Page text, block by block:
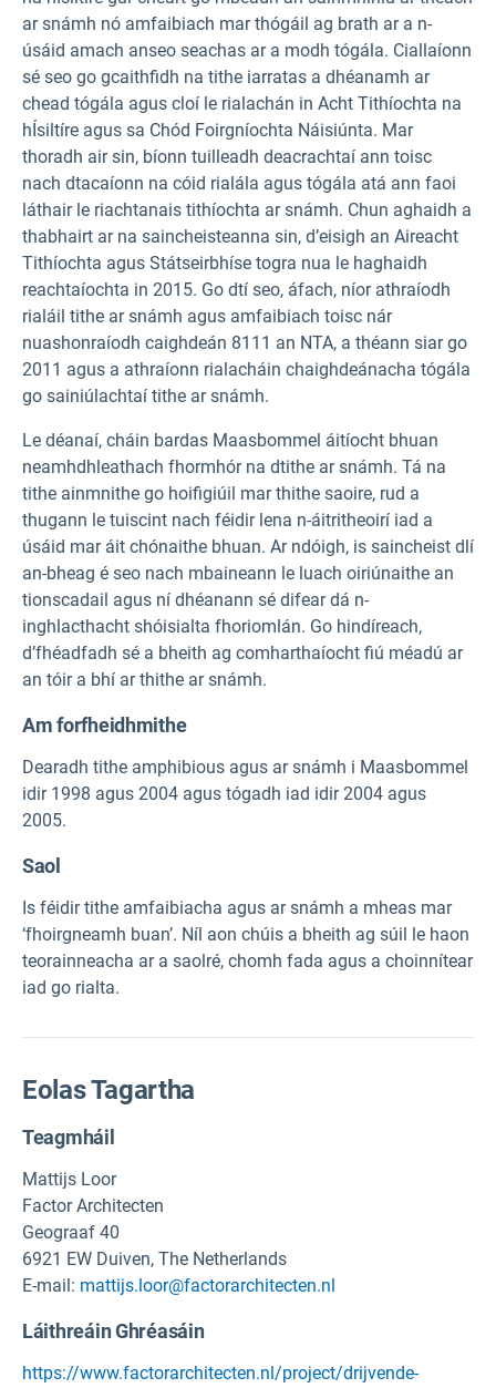
ar snámh nó amfaibiach mar thógáil ag brath ar a n-
úsáid amach anseo seachas ar a modh tógála. Ciallaíonn
sé seo go gcaithfidh na tithe iarratas a dhéanamh ar
chead tógála agus cloí le rialachán in Acht Tithíochta na
hÍsiltíre agus sa Chód Foirgníochta Náisiúnta. Mar
thoradh air sin, bíonn tuilleadh deacrachtaí ann toisc
nach dtacaíonn na cóid rialála agus tógála atá ann faoi
láthair le riachtanais tithíochta ar snámh. Chun aghaidh a
thabhairt ar na saincheisteanna sin, d’eisigh an Aireacht
Tithíochta agus Státseirbhíse togra nua le haghaidh
reachtaíochta in 2015. Go dtí seo, áfach, níor athraíodh
rialáil tithe ar snámh agus amfaibiach toisc nár
nuashonraíodh caighdeán 8111 an NTA, a théann siar go
2011 agus a athraíonn rialacháin chaighdeánacha tógála
go sainiúlachtaí tithe ar snámh.
Le déanaí, cháin bardas Maasbommel áitíocht bhuan
neamhdhleathach fhormhór na dtithe ar snámh. Tá na
tithe ainmnithe go hoifigiúil mar thithe saoire, rud a
thugann le tuiscint nach féidir lena n-áitritheoirí iad a
úsáid mar áit chónaithe bhuan. Ar ndóigh, is saincheist dlí
an-bheag é seo nach mbaineann le luach oiriúnaithe an
tionscadail agus ní dhéanann sé difear dá n-
inghlacthacht shóisialta fhoriomlán. Go hindíreach,
d’fhéadfadh sé a bheith ag comharthaíocht fiú méadú ar
an tóir a bhí ar thithe ar snámh.
Am forfheidhmithe
Dearadh tithe amphibious agus ar snámh i Maasbommel
idir 1998 agus 2004 agus tógadh iad idir 2004 agus
2005.
Saol
Is féidir tithe amfaibiacha agus ar snámh a mheas mar
‘fhoirgneamh buan’. Níl aon chúis a bheith ag súil le haon
teorainneacha ar a saolré, chomh fada agus a choinnítear
iad go rialta.
Eolas Tagartha
Teagmháil
Mattijs Loor
Factor Architecten
Geograaf 40
6921 EW Duiven, The Netherlands
E-mail: mattijs.loor@factorarchitecten.nl
Láithreáin Ghréasáin
https://www.factorarchitecten.nl/project/drijvende-